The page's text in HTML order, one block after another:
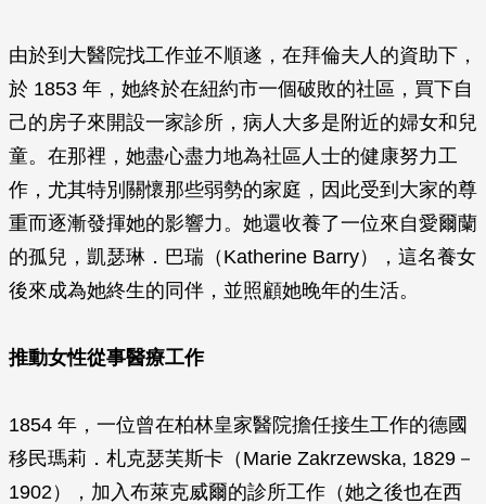
由於到大醫院找工作並不順遂，在拜倫夫人的資助下，
於 1853 年，她終於在紐約市一個破敗的社區，買下自
己的房子來開設一家診所，病人大多是附近的婦女和兒
童。在那裡，她盡心盡力地為社區人士的健康努力工
作，尤其特別關懷那些弱勢的家庭，因此受到大家的尊
重而逐漸發揮她的影響力。她還收養了一位來自愛爾蘭
的孤兒，凱瑟琳．巴瑞（Katherine Barry），這名養女
後來成為她終生的同伴，並照顧她晚年的生活。
推動女性從事醫療工作
1854 年，一位曾在柏林皇家醫院擔任接生工作的德國
移民瑪莉．札克瑟芙斯卡（Marie Zakrzewska, 1829－
1902），加入布萊克威爾的診所工作（她之後也在西